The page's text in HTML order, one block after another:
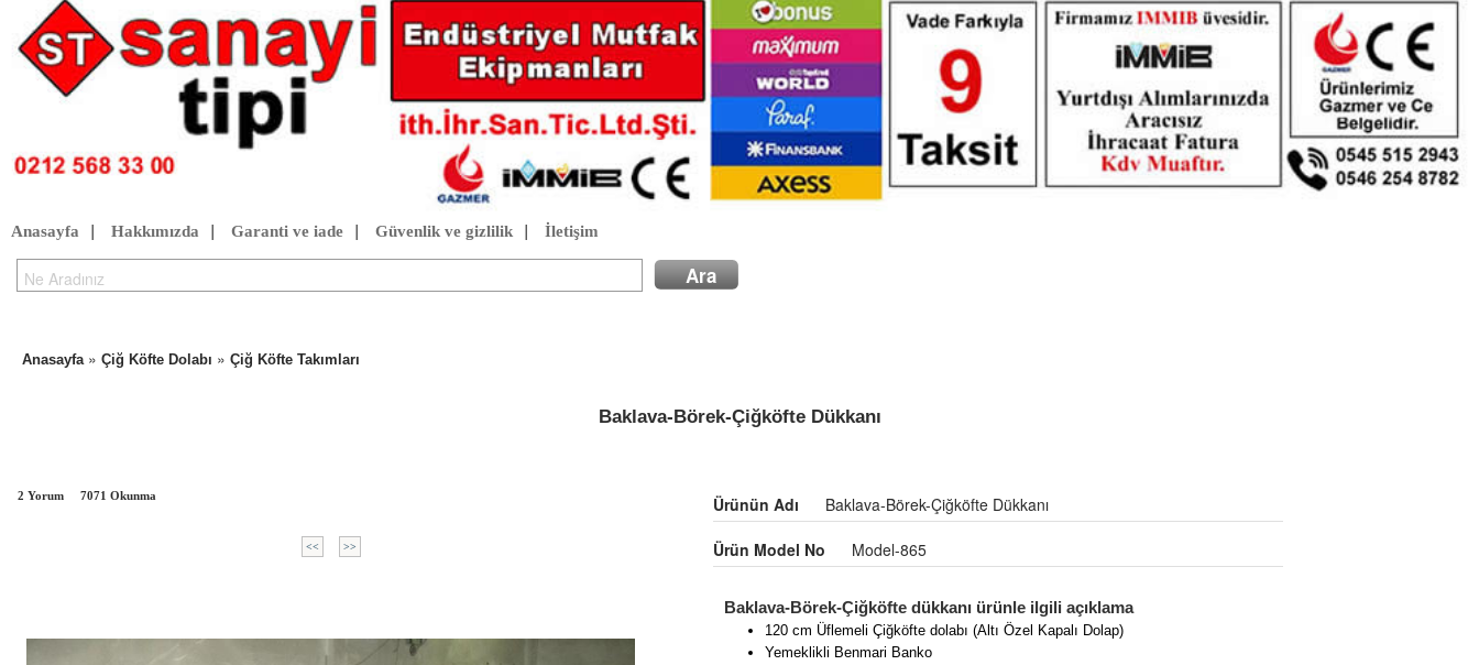
Anasayfa Hakkımızda Garanti ve iade Güvenlik ve gizlilik İletişim
Anasayfa» Çiğ Köfte Dolabı » Çiğ Köfte Takımları
Baklava-Börek-Çiğköfte Dükkanı
2 Yorum 7071 Okunma
<< >>
Ürünün Adı Baklava-Börek-Çiğköfte Dükkanı
Ürün Model No Model-865
Baklava-Börek-Çiğköfte dükkanı ürünle ilgili açıklama
120 cm Üflemeli Çiğköfte dolabı (Altı Özel Kapalı Dolap)
Yemeklikli Benmari Banko